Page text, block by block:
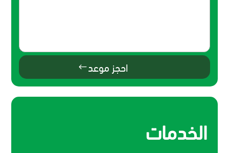
احجز موعد
الخدمات